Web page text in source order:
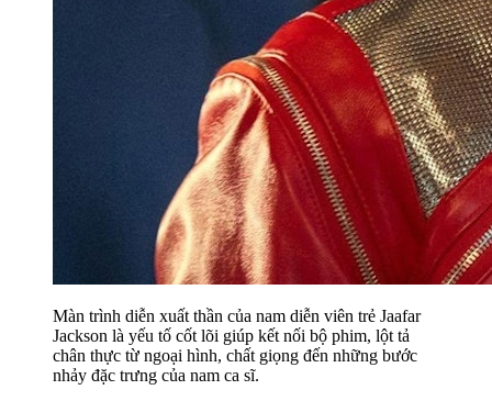
Màn trình diễn xuất thần của nam diễn viên trẻ Jaafar
Jackson là yếu tố cốt lõi giúp kết nối bộ phim, lột tả
chân thực từ ngoại hình, chất giọng đến những bước
nhảy đặc trưng của nam ca sĩ.